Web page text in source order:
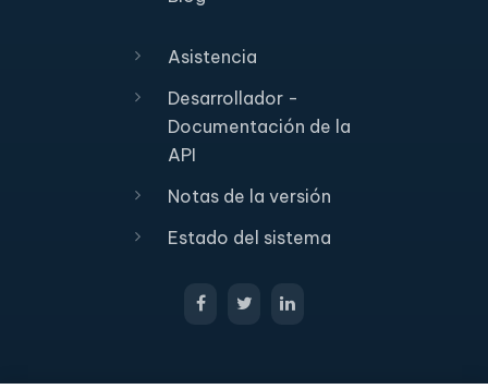
Asistencia
Desarrollador -
Documentación de la
API
Notas de la versión
Estado del sistema